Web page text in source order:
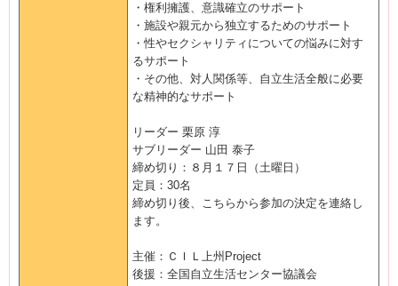
・権利擁護、意識確立のサポート
・施設や親元から独立するためのサポート
・性やセクシャリティについての悩みに対す
るサポート
・その他、対人関係等、自立生活全般に必要
な精神的なサポート
リーダー 栗原 淳
サブリーダー 山田 泰子
締め切り：８月１７日（土曜日）
定員：30名
締め切り後、こちらから参加の決定を連絡し
ます。
主催：ＣＩＬ上州Project
後援：全国自立生活センター協議会